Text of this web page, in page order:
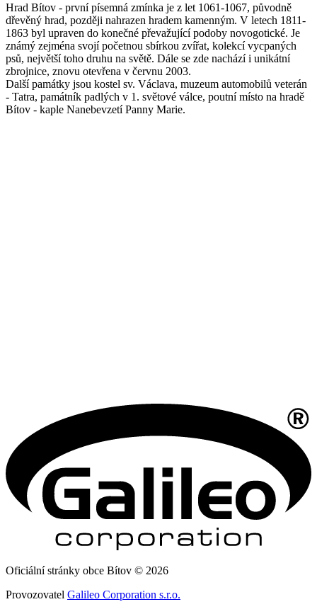
Hrad Bítov - první písemná zmínka je z let 1061-1067, původně
dřevěný hrad, později nahrazen hradem kamenným. V letech 1811-
1863 byl upraven do konečné převažující podoby novogotické. Je
známý zejména svojí početnou sbírkou zvířat, kolekcí vycpaných
psů, největší toho druhu na světě. Dále se zde nachází i unikátní
zbrojnice, znovu otevřena v červnu 2003.
Další památky jsou kostel sv. Václava, muzeum automobilů veterán
- Tatra, památník padlých v 1. světové válce, poutní místo na hradě
Bítov - kaple Nanebevzetí Panny Marie.
Oficiální stránky obce Bítov © 2026
Provozovatel Galileo Corporation s.r.o.